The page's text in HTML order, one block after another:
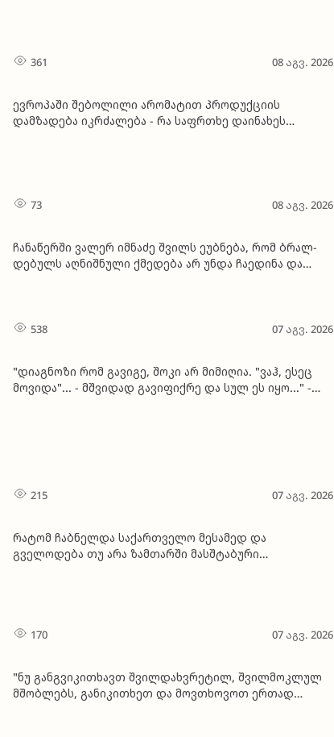
361 08 აგვ. 2026
ევროპაში შებოლილი არომატით პროდუქციის
დამზადება იკრძალება - რა საფრთხე დაინახეს
73 08 აგვ. 2026
ჩა­ნა­წერ­ში ვა­ლერ იმ­ნა­ძე შვილს ეუბ­ნე­ბა, რომ ბრალ­
დე­ბულს აღ­ნიშ­ნუ­ლი ქმე­დე­ბა არ უნდა ჩა­ე­დი­ნა და
პროკურორი
538 07 აგვ. 2026
"დიაგნოზი რომ გავიგე, შოკი არ მიმიღია. "ვაჰ, ესეც
მოვიდა"... - მშვიდად გავიფიქრე და სულ ეს იყო..." -
215 07 აგვ. 2026
რატომ ჩაბნელდა საქართველო მესამედ და
გველოდება თუ არა ზამთარში მასშტაბური
170 07 აგვ. 2026
"ნუ განგვიკითხავთ შვილდახვრეტილ, შვილმოკლულ
მშობლებს, განიკითხეთ და მოვთხოვოთ ერთად